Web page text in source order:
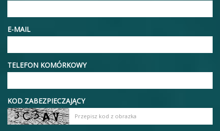
E-MAIL
TELEFON KOMÓRKOWY
KOD ZABEZPIECZAJĄCY